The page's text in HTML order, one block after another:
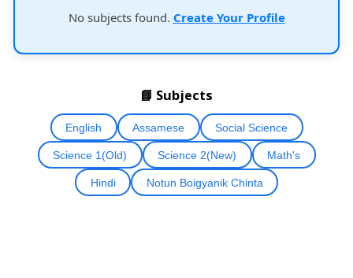
No subjects found. Create Your Profile
📘 Subjects
English Assamese Social Science
Science 1(Old) Science 2(New) Math's
Hindi Notun Boigyanik Chinta